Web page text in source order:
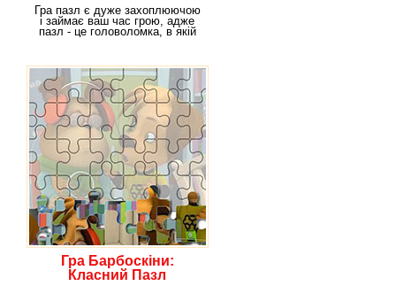
Гра пазл є дуже захоплюючою
і займає ваш час грою, адже
пазл - це головоломка, в якій
Гра Барбоскіни:
Класний Пазл